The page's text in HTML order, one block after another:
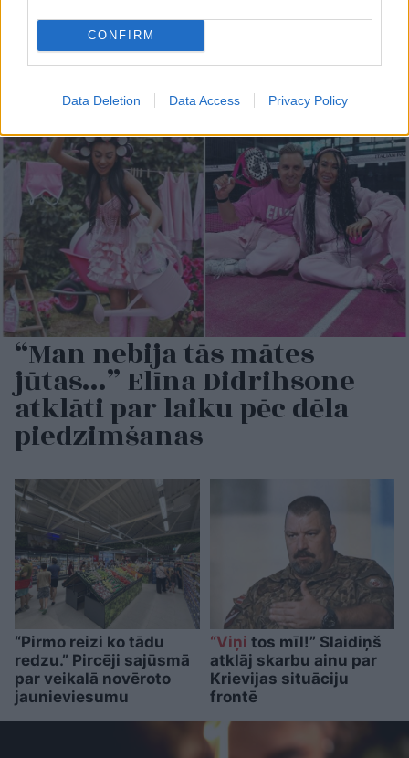
CONFIRM
Data Deletion Data Access Privacy Policy
“Man pat neomulīgi
palika!” Sēņotāja mežā
uziet ļoti biedējošu
vietu
Pierīgānotikusi smaga
notikuma vietas
“Man nebija tās mātes
jūtas…” Elīna Didrihsone
atklāti par laiku pēc dēla
piedzimšanas
“Pirmo reizi ko tādu
redzu.” Pircēji sajūsmā
par veikalā novēroto
jaunieviesumu
“Viņi tos mīl!” Slaidiņš
atklāj skarbu ainu par
Krievijas situāciju
frontē